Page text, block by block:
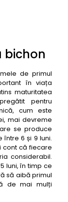
bichon
de primul
în viața
maturitatea
pentru
cum este
mai devreme
se produce
6 și 9 luni.
cont că fiecare
considerabil.
luni, în timp ce
să aibă primul
de mai mulți